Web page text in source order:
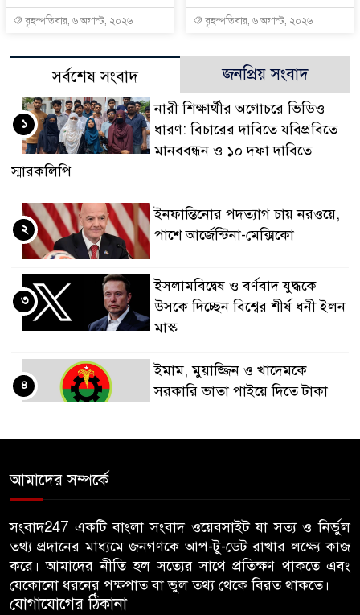
বৃহস্পতিবার, ৬ অগাস্ট, ২০২৬ বৃহস্পতিবার, ৬ অগাস্ট, ২০২৬
সর্বশেষ সংবাদ জনপ্রিয় সংবাদ
নারী শিক্ষার্থীর অগোচরে ভিডিও
ধারণ: বিচারের দাবিতে যবিপ্রবিতে
মানববন্ধন ও ১০ দফা দাবিতে
স্মারকলিপি
১
ইনফান্তিনোর পদত্যাগ চায় নরওয়ে,
পাশে আর্জেন্টিনা-মেক্সিকো
২
ইসলামবিদ্বেষ ও বর্ণবাদ যুদ্ধকে
উসকে দিচ্ছেন বিশ্বের শীর্ষ ধনী ইলন
মাস্ক
৩
ইমাম, মুয়াজ্জিন ও খাদেমকে
সরকারি ভাতা পাইয়ে দিতে টাকা
৪
বিএনপি নেতা
৫
জন্মনিবন্ধন সংশোধনের নামে অর্থ
নেয়ায় কৃষকদল নেতাকে অব্যাহতি
৬
আমাদের সম্পর্কে
সংবাদ247 একটি বাংলা সংবাদ ওয়েবসাইট যা সত্য ও নির্ভুল
তথ্য প্রদানের মাধ্যমে জনগণকে আপ-টু-ডেট রাখার লক্ষ্যে কাজ
করে। আমাদের নীতি হল সত্যের সাথে প্রতিক্ষণ থাকতে এবং
যেকোনো ধরনের পক্ষপাত বা ভুল তথ্য থেকে বিরত থাকতে।
যোগাযোগের ঠিকানা